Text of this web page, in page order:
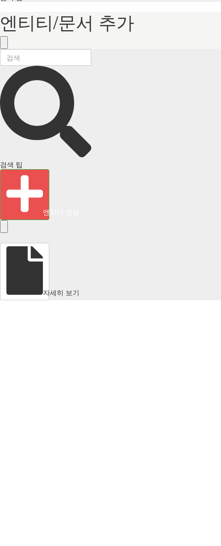
엔티티/문서 추가
검색 팁
엔티티 생성
자세히 보기